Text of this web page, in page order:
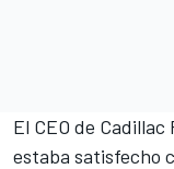
El CEO de
estaba satisfecho